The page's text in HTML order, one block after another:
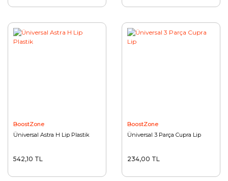
BoostZone
Üniversal Astra H Lip Plastik
542,10 TL
BoostZone
Üniversal 3 Parça Cupra Lip
234,00 TL